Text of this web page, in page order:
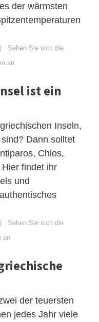
der wärmsten
Sehen Sie sich die
an
ist ein
Inseln,
Dann solltet
Chios,
findet ihr
und
Sehen Sie sich die
an
der teuersten
jedes Jahr viele